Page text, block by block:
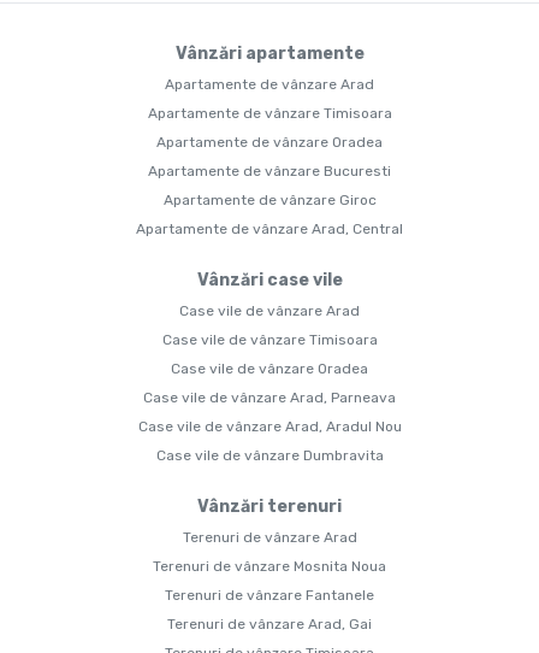
Vânzări apartamente
Apartamente de vânzare Arad
Apartamente de vânzare Timisoara
Apartamente de vânzare Oradea
Apartamente de vânzare Bucuresti
Apartamente de vânzare Giroc
Apartamente de vânzare Arad, Central
Vânzări case vile
Case vile de vânzare Arad
Case vile de vânzare Timisoara
Case vile de vânzare Oradea
Case vile de vânzare Arad, Parneava
Case vile de vânzare Arad, Aradul Nou
Case vile de vânzare Dumbravita
Vânzări terenuri
Terenuri de vânzare Arad
Terenuri de vânzare Mosnita Noua
Terenuri de vânzare Fantanele
Terenuri de vânzare Arad, Gai